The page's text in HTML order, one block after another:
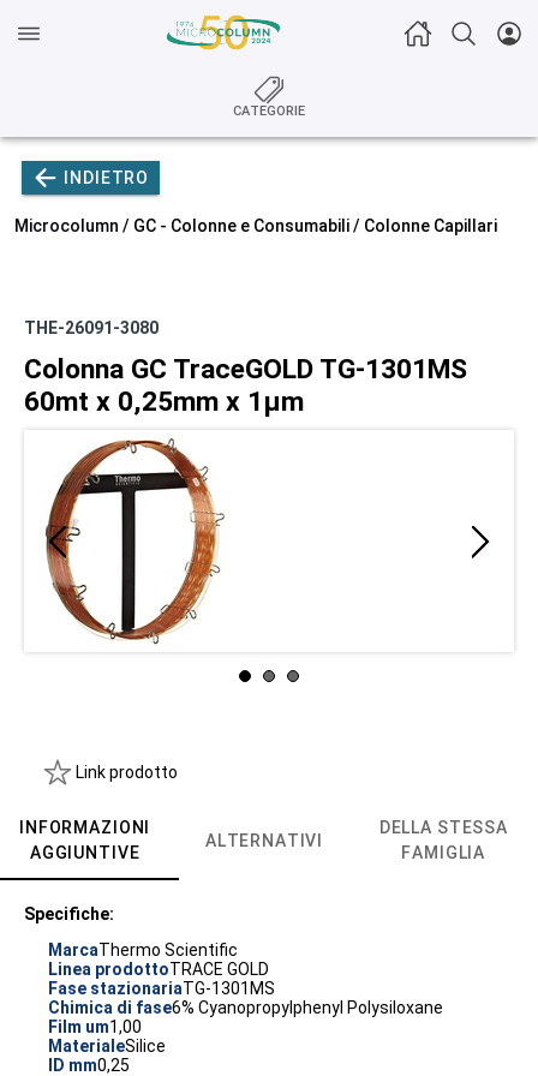
CATEGORIE
INDIETRO
Microcolumn / GC - Colonne e Consumabili/ Colonne Capillari
THE-26091-3080
Colonna GC TraceGOLD TG-1301MS
60mt x 0,25mm x 1µm
Link prodotto
INFORMAZIONI
AGGIUNTIVE
ALTERNATIVI
DELLA STESSA
FAMIGLIA
Specifiche:
MarcaThermo Scientific
Linea prodottoTRACE GOLD
Fase stazionariaTG-1301MS
Chimica di fase6% Cyanopropylphenyl Polysiloxane
Film um1,00
MaterialeSilice
ID mm0,25